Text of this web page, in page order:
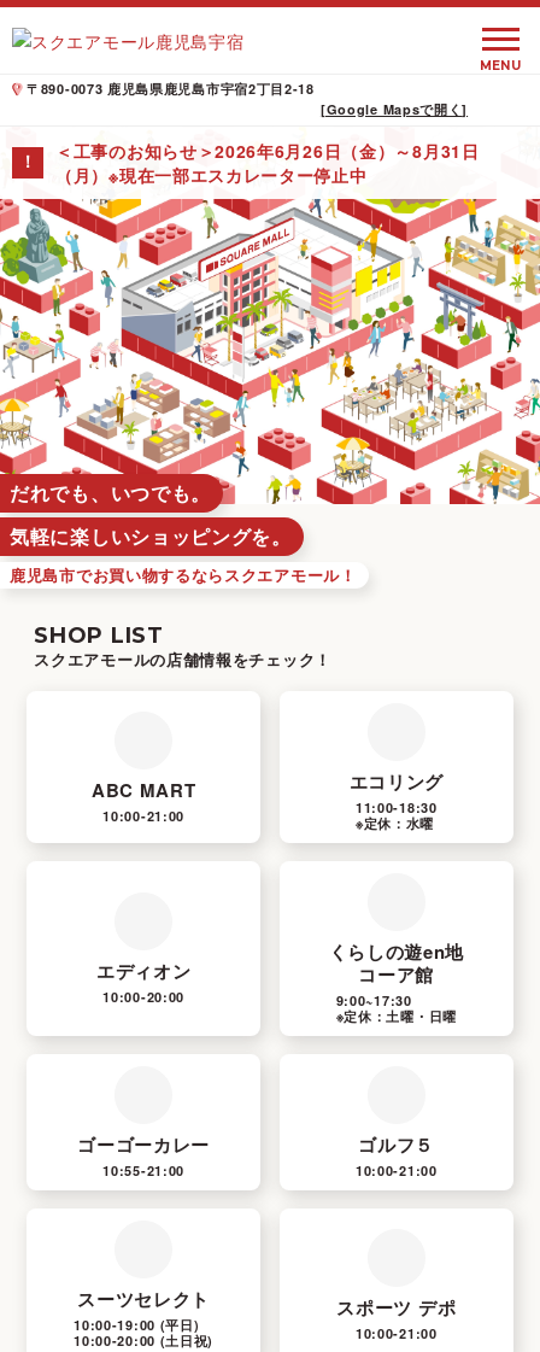
〒890-0073 鹿児島県鹿児島市宇宿2丁目2-18
[Google Mapsで開く]
MENU
だれでも、いつでも。
気軽に楽しいショッピングを。
鹿児島市でお買い物するならスクエアモール！
！
＜工事のお知らせ＞2026年6月26日（金）～8月31日
（月）※現在一部エスカレーター停止中
SHOP LIST
スクエアモールの店舗情報をチェック！
ABC MART
10:00-21:00
エコリング
11:00-18:30
※定休：水曜
エディオン
10:00-20:00
くらしの遊en地
コーア館
9:00~17:30
※定休：土曜・日曜
ゴーゴーカレー
10:55-21:00
ゴルフ５
10:00-21:00
スーツセレクト
10:00-19:00 (平日)
10:00-20:00 (土日祝)
スポーツ デポ
10:00-21:00